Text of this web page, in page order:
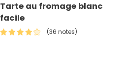
Tarte au fromage blanc
facile
(36 notes)